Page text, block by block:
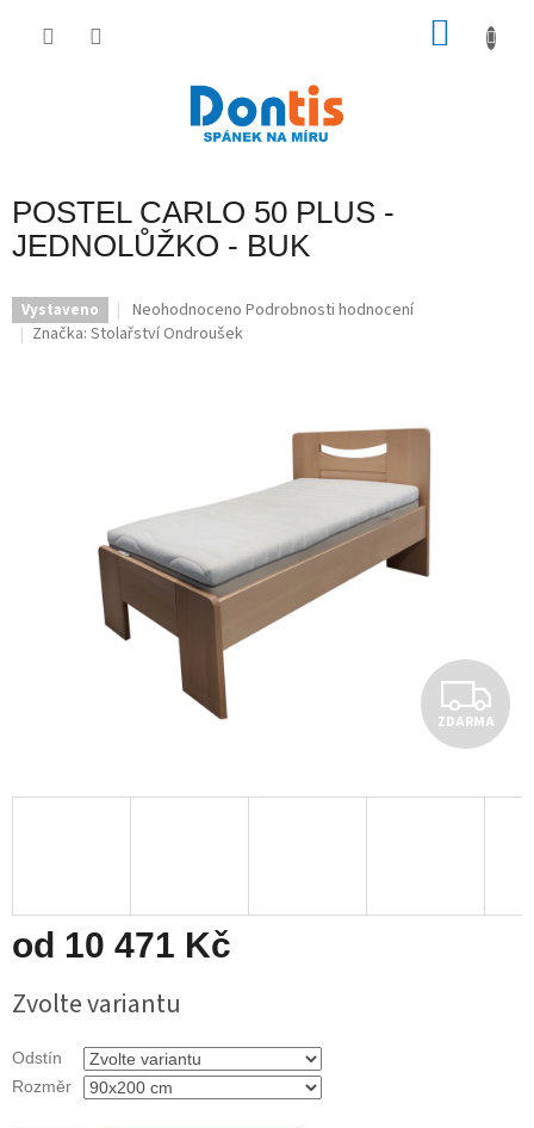
POSTEL CARLO 50 PLUS -
JEDNOLŮŽKO - BUK
Vystaveno
Průměrné
hodnocení
Neohodnoceno Podrobnosti hodnocení
Značka: Stolařství Ondroušek
Z
D
A
ZDARMA
od 10 471 Kč
cena:
Zvolte variantu
Odstín
Rozměr